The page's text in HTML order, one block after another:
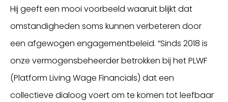
Hij geeft een mooi voorbeeld waaruit blijkt dat
omstandigheden soms kunnen verbeteren door
een afgewogen engagementbeleid. “Sinds 2018 is
onze vermogensbeheerder betrokken bij het PLWF
(Platform Living Wage Financials) dat een
collectieve dialoog voert om te komen tot leefbaar